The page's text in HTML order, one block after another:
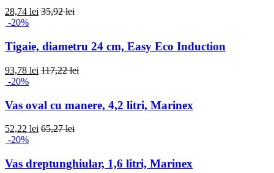
28,74 lei 35,92 lei
-20%
Tigaie, diametru 24 cm, Easy Eco Induction
93,78 lei 117,22 lei
-20%
Vas oval cu manere, 4,2 litri, Marinex
52,22 lei 65,27 lei
-20%
Vas dreptunghiular, 1,6 litri, Marinex